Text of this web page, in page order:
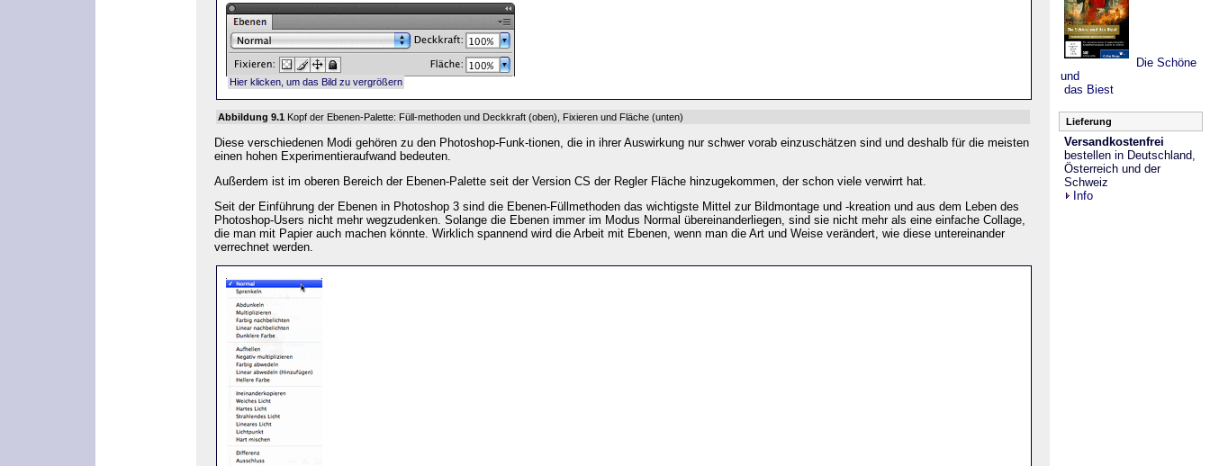
Hier klicken, um das Bild zu vergrößern
Abbildung 9.1 Kopf der Ebenen-Palette: Füll-methoden und Deckkraft (oben), Fixieren und Fläche (unten)
Diese verschiedenen Modi gehören zu den Photoshop-Funk-tionen, die in ihrer Auswirkung nur schwer vorab einzuschätzen sind und deshalb für die meisten
einen hohen Experimentieraufwand bedeuten.
Außerdem ist im oberen Bereich der Ebenen-Palette seit der Version CS der Regler Fläche hinzugekommen, der schon viele verwirrt hat.
Seit der Einführung der Ebenen in Photoshop 3 sind die Ebenen-Füllmethoden das wichtigste Mittel zur Bildmontage und -kreation und aus dem Leben des
Photoshop-Users nicht mehr wegzudenken. Solange die Ebenen immer im Modus Normal übereinanderliegen, sind sie nicht mehr als eine einfache Collage,
die man mit Papier auch machen könnte. Wirklich spannend wird die Arbeit mit Ebenen, wenn man die Art und Weise verändert, wie diese untereinander
verrechnet werden.
Die Schöne
und
das Biest
Lieferung
Versandkostenfrei
bestellen in Deutschland,
Österreich und der
Schweiz
Info